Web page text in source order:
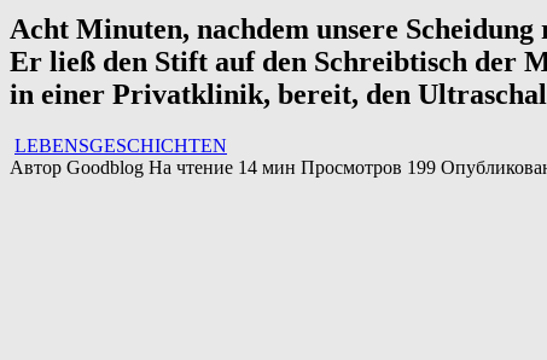
Acht Minuten, nachdem unsere
Er ließ den Stift auf den Schreibtisch der
in einer Privatklinik, bereit, den
LEBENSGESCHICHTEN
Автор Goodblog На чтение 14 мин Просмотров 199